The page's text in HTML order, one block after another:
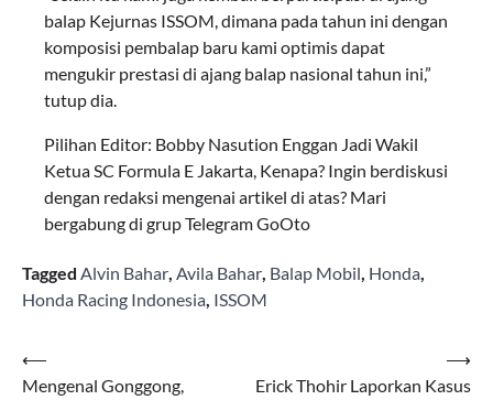
balap Kejurnas ISSOM, dimana pada tahun ini dengan
komposisi pembalap baru kami optimis dapat
mengukir prestasi di ajang balap nasional tahun ini,”
tutup dia.
Pilihan Editor: Bobby Nasution Enggan Jadi Wakil
Ketua SC Formula E Jakarta, Kenapa? Ingin berdiskusi
dengan redaksi mengenai artikel di atas? Mari
bergabung di grup Telegram GoOto
Tagged Alvin Bahar, Avila Bahar, Balap Mobil, Honda,
Honda Racing Indonesia, ISSOM
Navigasi
⟵
Mengenal Gonggong,
Erick Thohir Laporkan Kasus
⟶